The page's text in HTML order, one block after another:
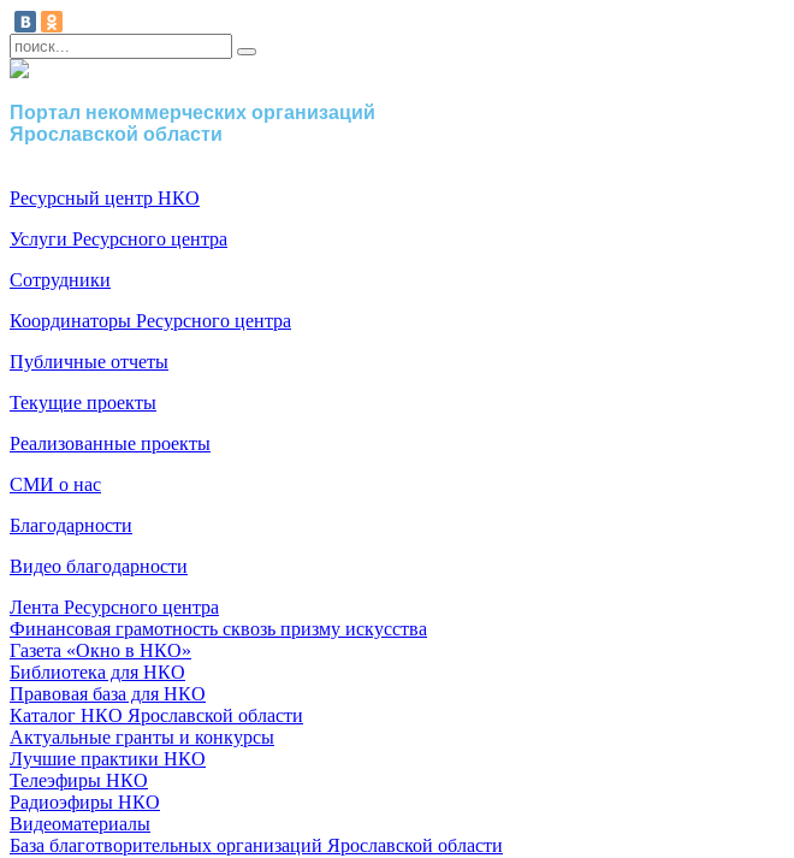
Портал некоммерческих организаций
Ярославской области
Ресурсный центр НКО
Услуги Ресурсного центра
Сотрудники
Координаторы Ресурсного центра
Публичные отчеты
Текущие проекты
Реализованные проекты
СМИ о нас
Благодарности
Видео благодарности
Лента Ресурсного центра
Финансовая грамотность сквозь призму искусства
Газета «Окно в НКО»
Библиотека для НКО
Правовая база для НКО
Каталог НКО Ярославской области
Актуальные гранты и конкурсы
Лучшие практики НКО
Телеэфиры НКО
Радиоэфиры НКО
Видеоматериалы
База благотворительных организаций Ярославской области